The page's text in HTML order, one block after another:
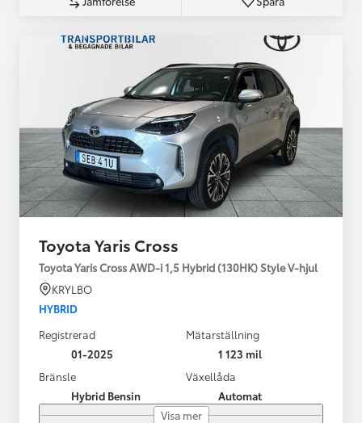
Toyota Yaris Cross
Toyota Yaris Cross AWD-i 1,5 Hybrid (130HK) Style V-hjul
KRYLBO
HYBRID
Registrerad
01-2025
Mätarställning
1 123 mil
Bränsle
Hybrid Bensin
Växellåda
Automat
Visa mer